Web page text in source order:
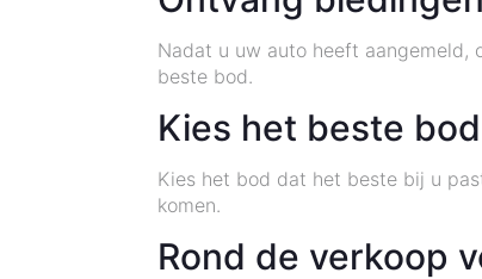
Nadat u uw auto heeft aangemeld,
beste bod.
Kies het beste
Kies het bod dat het beste bij u
komen.
Rond de verkoop